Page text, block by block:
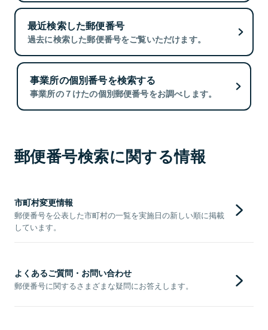
最近検索した郵便番号
過去に検索した郵便番号をご覧いただけます。
事業所の個別番号を検索する
事業所の７けたの個別郵便番号をお調べします。
郵便番号検索に関する情報
市町村変更情報
郵便番号を公表した市町村の一覧を実施日の新しい順に掲載
しています。
よくあるご質問・お問い合わせ
郵便番号に関するさまざまな疑問にお答えします。